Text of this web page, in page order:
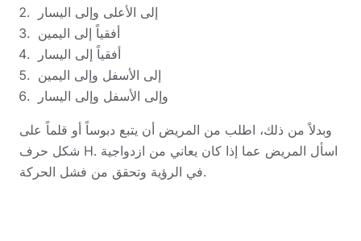
إلى الأعلى وإلى اليسار
أفقياً إلى اليمين
أفقياً إلى اليسار
إلى الأسفل وإلى اليمين
وإلى الأسفل وإلى اليسار
وبدلاً من ذلك، اطلب من المريض أن يتبع دبوساً أو قلماً على
شكل حرف H. اسأل المريض عما إذا كان يعاني من ازدواجية
في الرؤية وتحقق من فشل الحركة.